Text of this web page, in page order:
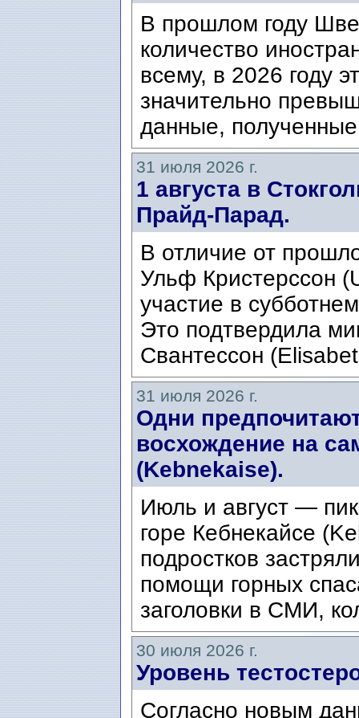
В прошлом году
количество
всему, в 2026 году
значительно
данные,
31 июля 2026 г.
1 августа в
Прайд-Парад.
В отличие от
Ульф Кристерссон
участие в
Это подтвердила
Свантессон
31 июля 2026 г.
Одни
восхождение на
(Kebnekaise).
Июль и август — пик
горе Кебнекайсе
подростков
помощи горных
заголовки в СМИ,
30 июля 2026 г.
Уровень
Согласно новым